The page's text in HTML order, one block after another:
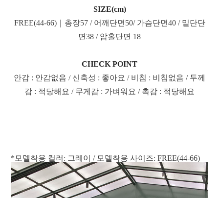
SIZE(cm)
FREE(44-66)｜총장57 / 어깨단면50/ 가슴단면40 / 밑단단
면38 / 암홀단면 18
CHECK POINT
안감 : 안감없음 / 신축성 : 좋아요 / 비침 : 비침없음 / 두께
감 : 적당해요 / 무게감 : 가벼워요 / 촉감 : 적당해요
*모델착용 컬러: 그레이 / 모델착용 사이즈: FREE(44-66)